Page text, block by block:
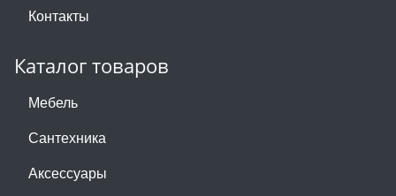
Контакты
Каталог товаров
Мебель
Сантехника
Аксессуары